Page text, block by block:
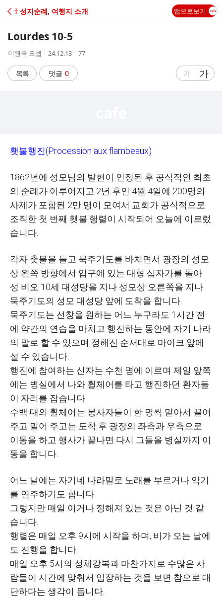
C
A
† 성지순례, 여행지 소개 앱으로보기
Lourdes 10-5
작
자
이원국 요셉
작
시
간
24.12.13
조
77
목록 댓글 0
글
가
글
자
가
횃불행진(Procession aux flambeaux)
1862년에 성모님의 발현이 인정된 후 공식적인 최초
의 순례가 이루어지고 2년 후인 4월 4일에 200명의
사제가 포함된 2만 명이 모여서 교회가 공식적으로
조직한 첫 번째 횃불 행렬이 시작되어 오늘에 이르렀
습니다.
각자 촛불을 들고 묵주기도를 바치면서 광장의 성모
상 왼쪽 방향에서 입구에 있는 대형 십자가를 돌아
성 비오 10세 대성당을 지나 성모상 오른쪽을 지나
묵주기도의 성모 대성당 앞에 도착을 합니다.
묵주기도는 선창을 원하는 어느 누구라도 1시간 전
에 약간의 연습을 마치고 행진하는 동안에 자기 나라
의 말로 할 수 있으며 정해진 순서대로 마이크 앞에
설 수 있습니다.
행진에 참여하는 신자는 수천 명에 이르며 제일 앞쪽
에는 병실에서 나와 휠체어를 타고 행진하던 환자들
이 자리를 잡습니다.
수백 대의 휠체어는 봉사자들이 한 명씩 맡아서 끌어
주고 밀어 주고는 도착 후 광장의 좌측과 우측으로
이동을 하고 행사가 끝나면 다시 그들을 병실까지 이
동을 합니다.
어느 날에는 자기네 나라말로 노래를 부르거나 악기
를 연주하기도 합니다.
그렇지만 매일 이거나 정해져 있는 것은 아닌 것 같
습니다.
행렬은 매일 오후 9시에 시작을 하며, 비가 오는 날에
도 진행을 합니다.
매일 오후 5시의 성체강복과 마찬가지로 수많은 사
람들이 시간에 맞춰서 입장하는 것을 보면 참으로 대
단하다는 생각이 듭니다.